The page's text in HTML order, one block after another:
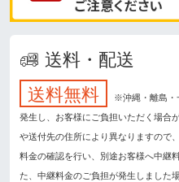
送料・配送
送料無料
※沖縄・離島・
発生し、お客様にご負担いただく場合
や送付先の住所により異なりますので
料金の確認を行い、別途お客様へ中継
た、中継料金のご負担が発生しました